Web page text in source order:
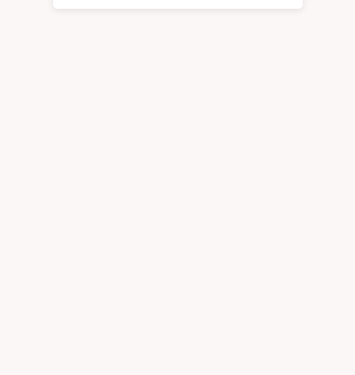
Cury e convidados